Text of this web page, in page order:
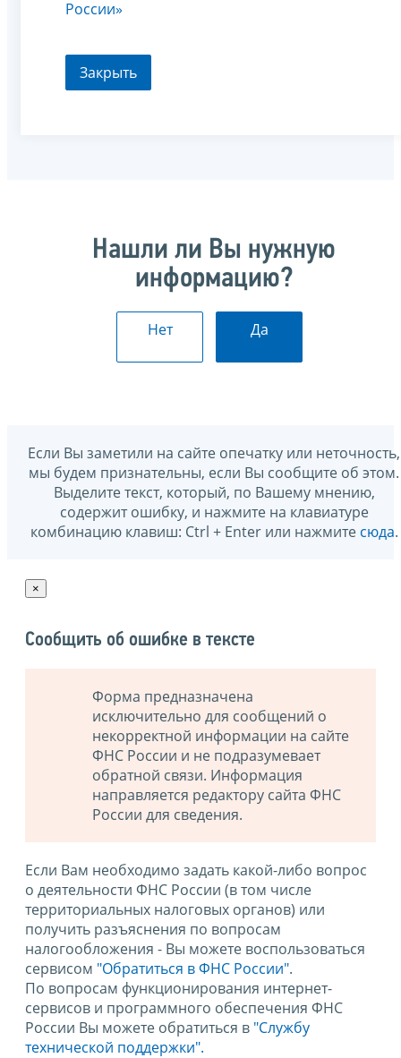
России»
Закрыть
Нашли ли Вы нужную
информацию?
Нет Да
Если Вы заметили на сайте опечатку или неточность,
мы будем признательны, если Вы сообщите об этом.
Выделите текст, который, по Вашему мнению,
содержит ошибку, и нажмите на клавиатуре
комбинацию клавиш: Ctrl + Enter или нажмите сюда.
×
Сообщить об ошибке в тексте
Форма предназначена
исключительно для сообщений о
некорректной информации на сайте
ФНС России и не подразумевает
обратной связи. Информация
направляется редактору сайта ФНС
России для сведения.
Если Вам необходимо задать какой-либо вопрос
о деятельности ФНС России (в том числе
территориальных налоговых органов) или
получить разъяснения по вопросам
налогообложения - Вы можете воспользоваться
сервисом "Обратиться в ФНС России".
По вопросам функционирования интернет-
сервисов и программного обеспечения ФНС
России Вы можете обратиться в "Службу
технической поддержки".